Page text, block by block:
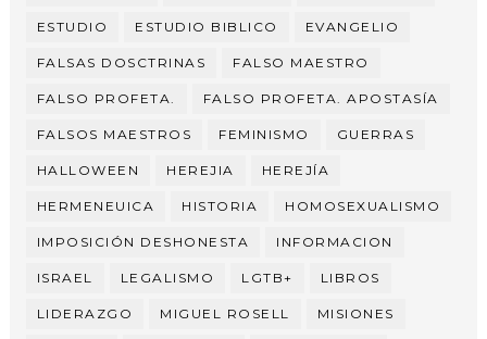
ESTUDIO ESTUDIO BIBLICO EVANGELIO
FALSAS DOSCTRINAS FALSO MAESTRO
FALSO PROFETA. FALSO PROFETA. APOSTASÍA
FALSOS MAESTROS FEMINISMO GUERRAS
HALLOWEEN HEREJIA HEREJÍA
HERMENEUICA HISTORIA HOMOSEXUALISMO
IMPOSICIÓN DESHONESTA INFORMACION
ISRAEL LEGALISMO LGTB+ LIBROS
LIDERAZGO MIGUEL ROSELL MISIONES